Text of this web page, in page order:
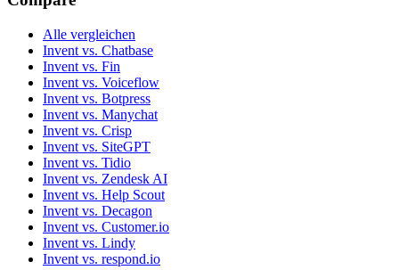
Alle vergleichen
Invent vs. Chatbase
Invent vs. Fin
Invent vs. Voiceflow
Invent vs. Botpress
Invent vs. Manychat
Invent vs. Crisp
Invent vs. SiteGPT
Invent vs. Tidio
Invent vs. Zendesk AI
Invent vs. Help Scout
Invent vs. Decagon
Invent vs. Customer.io
Invent vs. Lindy
Invent vs. respond.io